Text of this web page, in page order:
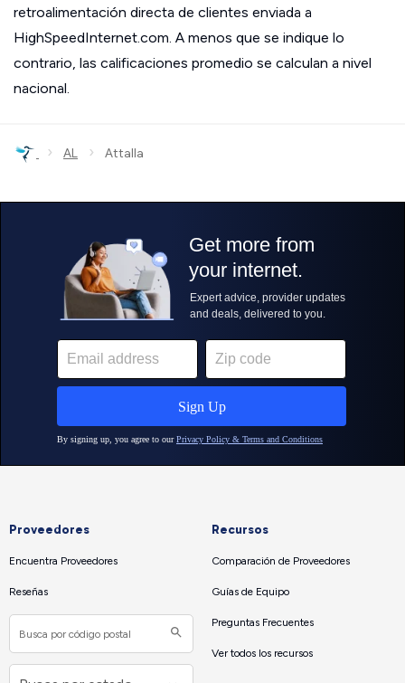
retroalimentación directa de clientes enviada a
HighSpeedInternet.com. A menos que se indique lo
contrario, las calificaciones promedio se calculan a nivel
nacional.
› AL › Attalla
Proveedores
Encuentra Proveedores
Reseñas
Recursos
Comparación de Proveedores
Guías de Equipo
Preguntas Frecuentes
Ver todos los recursos